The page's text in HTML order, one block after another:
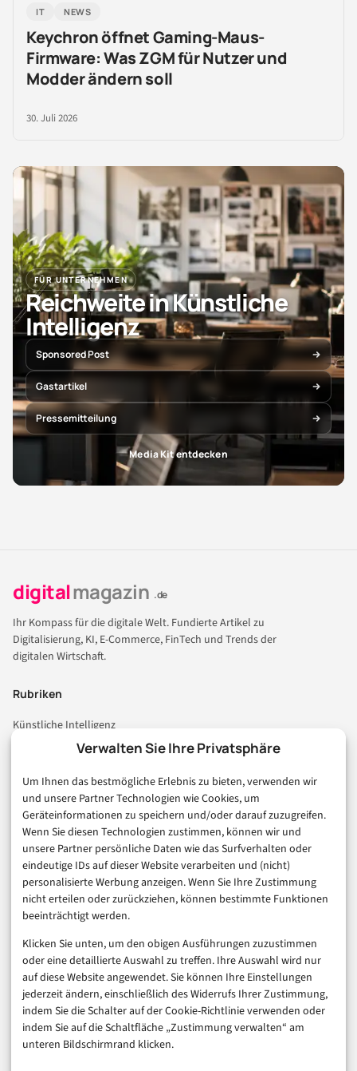
Verwalten Sie Ihre Privatsphäre
Um Ihnen das bestmögliche Erlebnis zu bieten, verwenden wir
und unsere Partner Technologien wie Cookies, um
Geräteinformationen zu speichern und/oder darauf zuzugreifen.
Wenn Sie diesen Technologien zustimmen, können wir und
unsere Partner persönliche Daten wie das Surfverhalten oder
eindeutige IDs auf dieser Website verarbeiten und (nicht)
personalisierte Werbung anzeigen. Wenn Sie Ihre Zustimmung
nicht erteilen oder zurückziehen, können bestimmte Funktionen
beeinträchtigt werden.
Klicken Sie unten, um den obigen Ausführungen zuzustimmen
oder eine detaillierte Auswahl zu treffen. Ihre Auswahl wird nur
auf diese Website angewendet. Sie können Ihre Einstellungen
jederzeit ändern, einschließlich des Widerrufs Ihrer Zustimmung,
indem Sie die Schalter auf der Cookie-Richtlinie verwenden oder
indem Sie auf die Schaltfläche „Zustimmung verwalten“ am
unteren Bildschirmrand klicken.
IT
NEWS
Keychron öffnet Gaming-Maus-
Firmware: Was ZGM für Nutzer und
Modder ändern soll
30. Juli 2026
FÜR UNTERNEHMEN
Reichweite in Künstliche
Intelligenz
Sponsored Post
Gastartikel
Pressemitteilung
Media Kit entdecken
digitalmagazin .de
Ihr Kompass für die digitale Welt. Fundierte Artikel zu
Digitalisierung, KI, E-Commerce, FinTech und Trends der
digitalen Wirtschaft.
Rubriken
Künstliche Intelligenz
Technologie & IT
Consumer & Digital Life
Marketing
Finanzen & FinTech
Business & Karriere
Sicherheit & Recht
Digitalisierung
Marketing
Magazin
Unsere Redaktion
Werbeformate & Media Kit
Rechtliches